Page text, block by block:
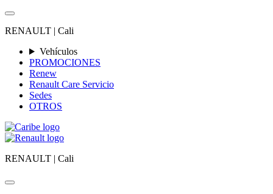
RENAULT | Cali
Vehículos
PROMOCIONES
Renew
Renault Care Servicio
Sedes
OTROS
RENAULT | Cali